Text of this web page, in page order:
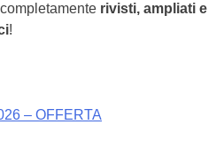
completamente rivisti, ampliati e
!
– OFFERTA